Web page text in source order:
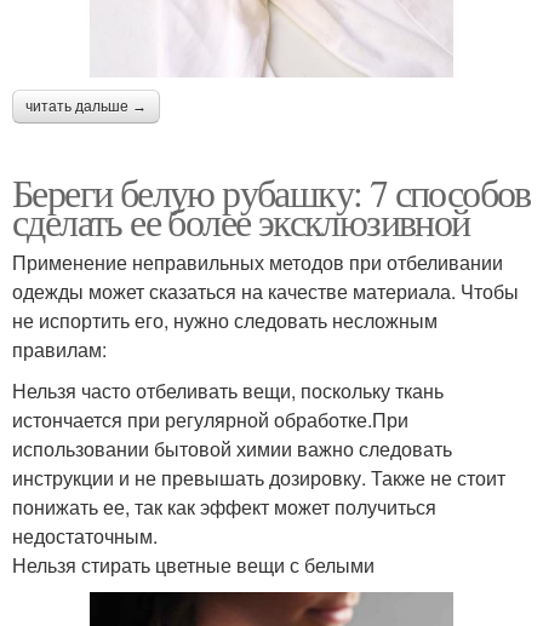
читать дальше →
Береги белую рубашку: 7 способов
сделать ее более эксклюзивной
Применение неправильных методов при отбеливании
одежды может сказаться на качестве материала. Чтобы
не испортить его, нужно следовать несложным
правилам:
Нельзя часто отбеливать вещи, поскольку ткань
истончается при регулярной обработке.При
использовании бытовой химии важно следовать
инструкции и не превышать дозировку. Также не стоит
понижать ее, так как эффект может получиться
недостаточным.
Нельзя стирать цветные вещи с белыми